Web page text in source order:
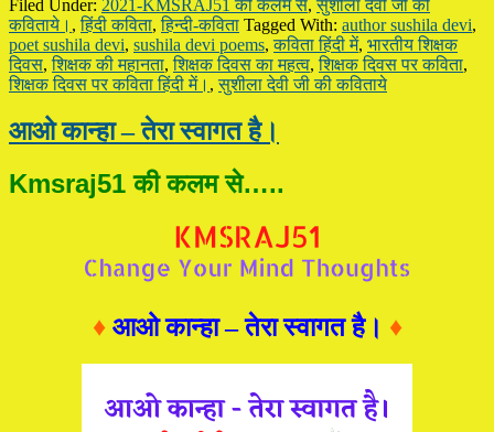
Filed Under: 2021-KMSRAJ51 की कलम से,सुशीला देवी जी की
कविताये। ,हिंदी कविता,हिन्दी-कविता Tagged With: author sushila devi,
poet sushila devi, sushila devi poems,कविता हिंदी में, भारतीय शिक्षक
दिवस,शिक्षक की महानता,शिक्षक दिवस का महत्व,शिक्षक दिवस पर कविता,
शिक्षक दिवस पर कविता हिंदी में। ,सुशीला देवी जी की कविताये
आओ कान्हा – तेरा स्वागत है।
Kmsraj51 की कलम से…..
♦आओ कान्हा – तेरा स्वागत है। ♦